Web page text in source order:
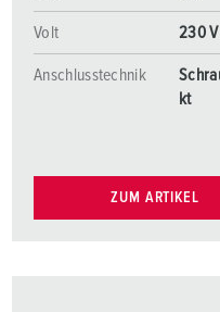
Volt 230 V
Anschlusstechnik
kt
ZUM ARTIKEL